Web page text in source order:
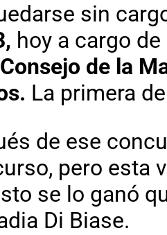
sin
hoy a cargo
de la
La primera
de ese
pero esta
se lo ganó
Di Biase.